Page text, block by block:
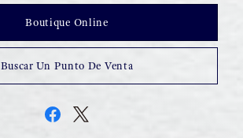
Boutique Online
Buscar Un Punto De Venta